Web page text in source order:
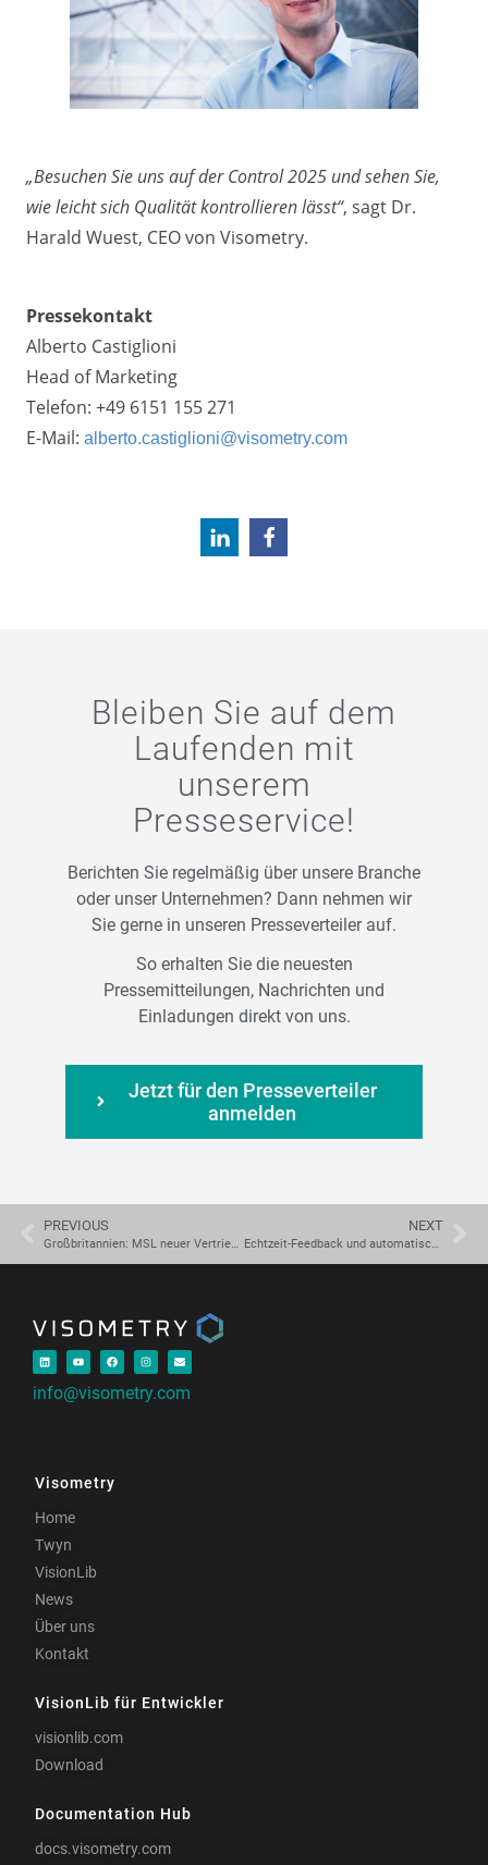
„Besuchen Sie uns auf der Control 2025 und sehen Sie,
wie leicht sich Qualität kontrollieren lässt“, sagt Dr.
Harald Wuest, CEO von Visometry.
Pressekontakt
Alberto Castiglioni
Head of Marketing
Telefon: +49 6151 155 271
E-Mail: alberto.castiglioni@visometry.com
Bleiben Sie auf dem
Laufenden mit
unserem
Presseservice!
Berichten Sie regelmäßig über unsere Branche
oder unser Unternehmen? Dann nehmen wir
Sie gerne in unseren Presseverteiler auf.
So erhalten Sie die neuesten
Pressemitteilungen, Nachrichten und
Einladungen direkt von uns.
Jetzt für den Presseverteiler
anmelden
PREVIOUS
Großbritannien: MSL neuer Vertriebspartner für Visometrys Twyn-Plattform
NEXT
Echtzeit-Feedback und automatische Qualitätskontrolle per Tablet serviert: Visometry launcht Twyn 2.4 auf der Control 2025
info@visometry.com
Visometry
Home
Twyn
VisionLib
News
Über uns
Kontakt
VisionLib für Entwickler
visionlib.com
Download
Documentation Hub
docs.visometry.com